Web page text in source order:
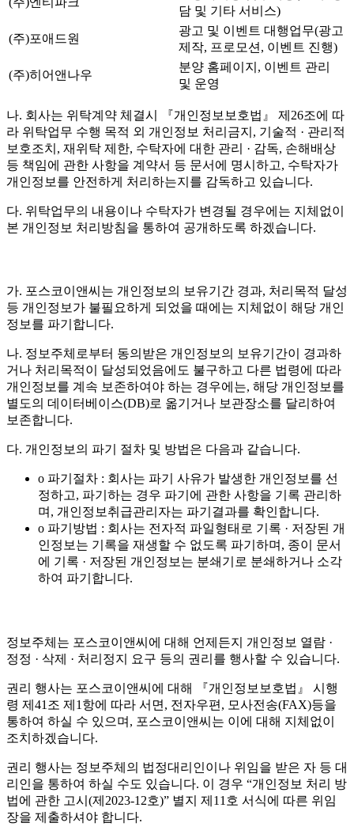
담 및 기타 서비스)
(주)포애드원
광고 및 이벤트 대행업무(광고
제작, 프로모션, 이벤트 진행)
(주)히어앤나우
분양 홈페이지, 이벤트 관리
및 운영
나. 회사는 위탁계약 체결시 『개인정보보호법』 제26조에 따
라 위탁업무 수행 목적 외 개인정보 처리금지, 기술적 · 관리적
보호조치, 재위탁 제한, 수탁자에 대한 관리 · 감독, 손해배상
등 책임에 관한 사항을 계약서 등 문서에 명시하고, 수탁자가
개인정보를 안전하게 처리하는지를 감독하고 있습니다.
다. 위탁업무의 내용이나 수탁자가 변경될 경우에는 지체없이
본 개인정보 처리방침을 통하여 공개하도록 하겠습니다.
가. 포스코이앤씨는 개인정보의 보유기간 경과, 처리목적 달성
등 개인정보가 불필요하게 되었을 때에는 지체없이 해당 개인
정보를 파기합니다.
나. 정보주체로부터 동의받은 개인정보의 보유기간이 경과하
거나 처리목적이 달성되었음에도 불구하고 다른 법령에 따라
개인정보를 계속 보존하여야 하는 경우에는, 해당 개인정보를
별도의 데이터베이스(DB)로 옮기거나 보관장소를 달리하여
보존합니다.
다. 개인정보의 파기 절차 및 방법은 다음과 같습니다.
o 파기절차 : 회사는 파기 사유가 발생한 개인정보를 선
정하고, 파기하는 경우 파기에 관한 사항을 기록 관리하
며, 개인정보취급관리자는 파기결과를 확인합니다.
o 파기방법 : 회사는 전자적 파일형태로 기록 · 저장된 개
인정보는 기록을 재생할 수 없도록 파기하며, 종이 문서
에 기록 · 저장된 개인정보는 분쇄기로 분쇄하거나 소각
하여 파기합니다.
정보주체는 포스코이앤씨에 대해 언제든지 개인정보 열람 ·
정정 · 삭제 · 처리정지 요구 등의 권리를 행사할 수 있습니다.
권리 행사는 포스코이앤씨에 대해 『개인정보보호법』 시행
령 제41조 제1항에 따라 서면, 전자우편, 모사전송(FAX)등을
통하여 하실 수 있으며, 포스코이앤씨는 이에 대해 지체없이
조치하겠습니다.
권리 행사는 정보주체의 법정대리인이나 위임을 받은 자 등 대
리인을 통하여 하실 수도 있습니다. 이 경우 “개인정보 처리 방
법에 관한 고시(제2023-12호)” 별지 제11호 서식에 따른 위임
장을 제출하셔야 합니다.